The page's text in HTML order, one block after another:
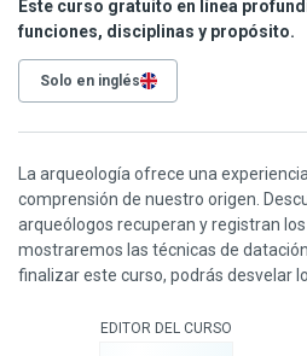
Este curso gratuito en línea
funciones, disciplinas y propósito.
Solo en inglés
La arqueología ofrece una
comprensión de nuestro origen.
arqueólogos recuperan y registran
mostraremos las técnicas de
finalizar este curso, podrás desvelar
EDITOR DEL CURSO